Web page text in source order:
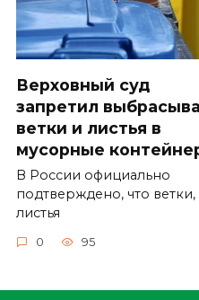
Верховный суд
запретил
ветки и листья в
мусорные
В России официально
подтверждено, что ветки,
листья
0 95